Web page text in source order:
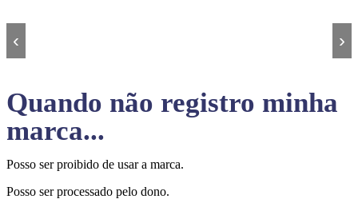
‹ ›
Quando não registro minha
marca...
Posso ser proibido de usar a marca.
Posso ser processado pelo dono.